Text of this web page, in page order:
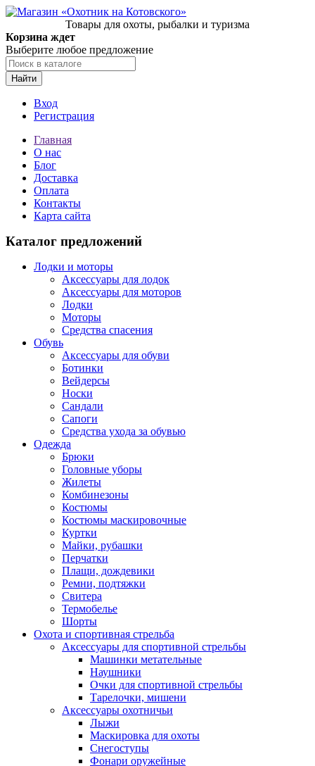
Товары для охоты, рыбалки и туризма
Корзина ждет
Выберите любое предложение
Найти
Вход
Регистрация
Главная
О нас
Блог
Доставка
Оплата
Контакты
Карта сайта
Каталог предложений
Лодки и моторы
Аксессуары для лодок
Аксессуары для моторов
Лодки
Моторы
Средства спасения
Обувь
Аксессуары для обуви
Ботинки
Вейдерсы
Носки
Сандали
Сапоги
Средства ухода за обувью
Одежда
Брюки
Головные уборы
Жилеты
Комбинезоны
Костюмы
Костюмы маскировочные
Куртки
Майки, рубашки
Перчатки
Плащи, дождевики
Ремни, подтяжки
Свитера
Термобелье
Шорты
Охота и спортивная стрельба
Аксессуары для спортивной стрельбы
Машинки метательные
Наушники
Очки для спортивной стрельбы
Тарелочки, мишени
Аксессуары охотничьи
Лыжи
Маскировка для охоты
Снегоступы
Фонари оружейные